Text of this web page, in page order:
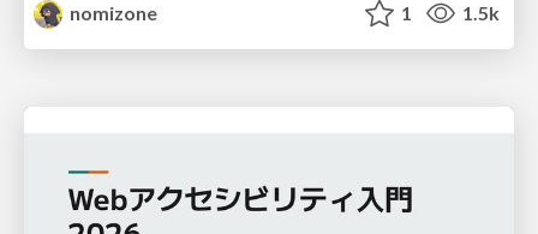
nomizone
1 1.5k